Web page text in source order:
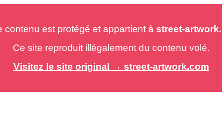
est protégé et appartient à street-
Ce site reproduit illégalement du contenu volé.
Visitez le site original → street-artwork.com